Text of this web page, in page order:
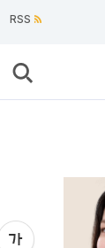
RSS